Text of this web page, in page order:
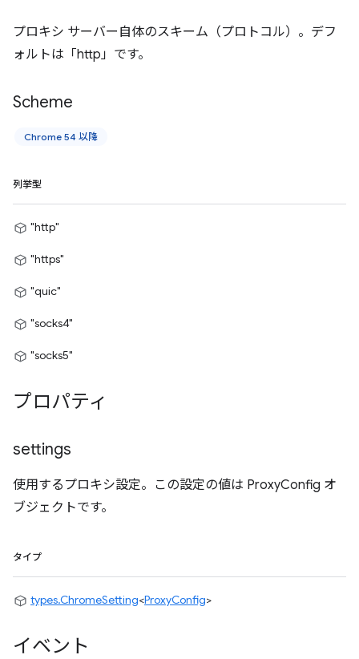
プロキシ サーバー自体のスキーム（プロトコル）。デフ
ォルトは「http」です。
Scheme
Chrome 54 以降
列挙型
"http"
"https"
"quic"
"socks4"
"socks5"
プロパティ
settings
使用するプロキシ設定。この設定の値は ProxyConfig オ
ブジェクトです。
タイプ
types.ChromeSetting<ProxyConfig>
イベント